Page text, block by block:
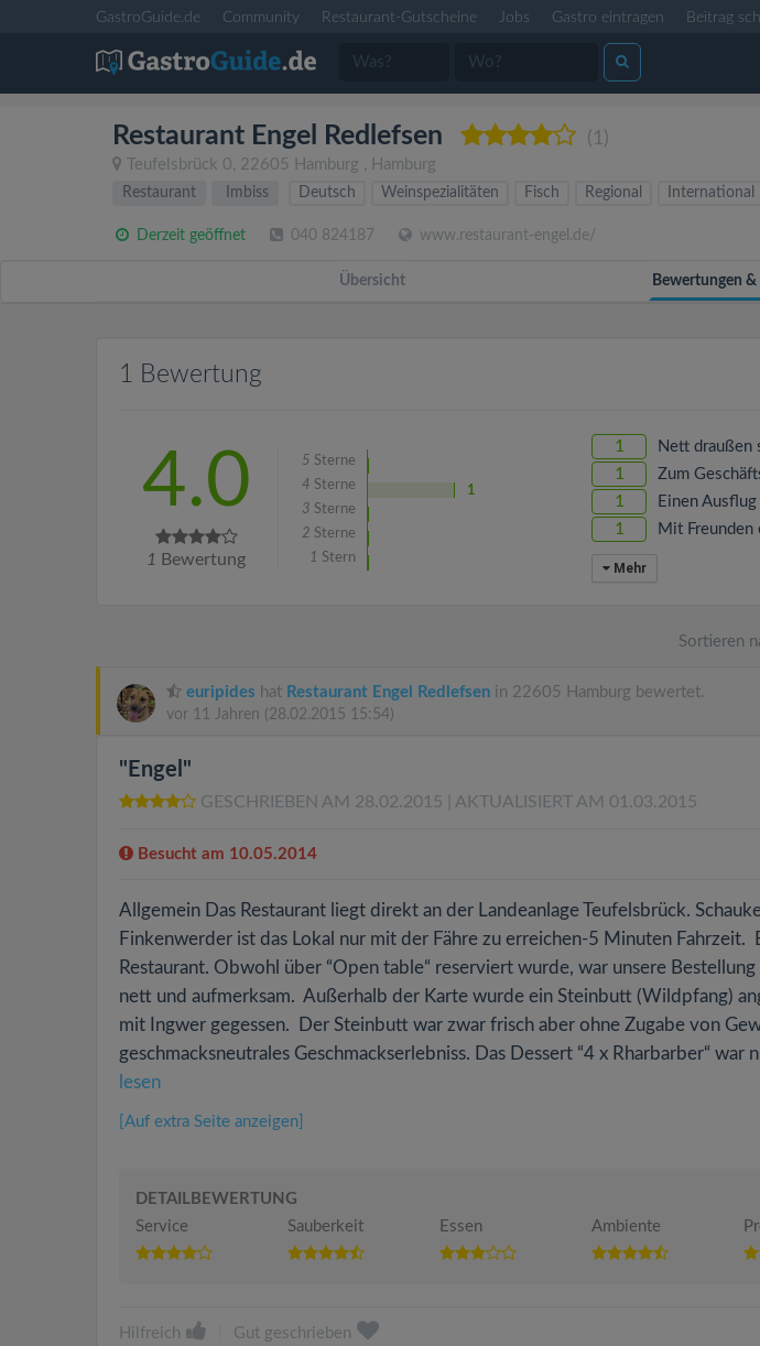
GastroGuide.de Community Restaurant-Gutscheine Jobs Gastro eintragen Beitrag
Restaurant Engel Redlefsen (1)
Teufelsbrück 0, 22605 Hamburg , Hamburg
Restaurant
Imbiss Deutsch Weinspezialitäten Fisch Regional International
Derzeit geöffnet 040 824187 www.restaurant-engel.de/
Übersicht Bewertungen &
1 Bewertung
4.0
1 Bewertung
5 Sterne
4 Sterne
1
3 Sterne
2 Sterne
1 Stern
1 Nett draußen
1 Zum
1 Einen
1 Mit Freunden
Mehr
Sortieren
euripides hat Restaurant Engel Redlefsen in 22605 Hamburg bewertet.
vor 11 Jahren (28.02.2015 15:54)
"Engel"
GESCHRIEBEN AM 28.02.2015 | AKTUALISIERT AM 01.03.2015
Besucht am 10.05.2014
Allgemein Das Restaurant liegt direkt an der Landeanlage Teufelsbrück.
Finkenwerder ist das Lokal nur mit der Fähre zu erreichen-5 Minuten Fahrzeit.
Restaurant. Obwohl über “Open table“ reserviert wurde, war unsere
nett und aufmerksam. Außerhalb der Karte wurde ein Steinbutt (Wildpfang)
mit Ingwer gegessen. Der Steinbutt war zwar frisch aber ohne Zugabe von
geschmacksneutrales Geschmackserlebniss. Das Dessert “4 x Rharbarber“ war
lesen
[Auf extra Seite anzeigen]
DETAILBEWERTUNG
Service
Sauberkeit Essen Ambiente
Hilfreich Gut geschrieben